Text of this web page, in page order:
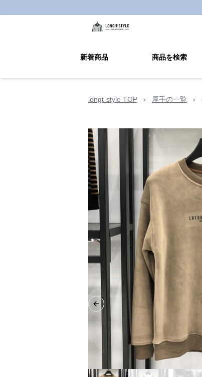
新着商品 商品を検索
longt-style TOP › 厚手の一覧 ›
Previous slide